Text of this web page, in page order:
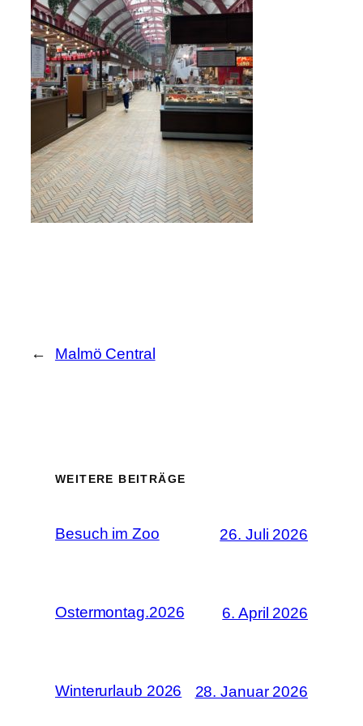
← Malmö Central
WEITERE BEITRÄGE
Besuch im Zoo 26. Juli 2026
Ostermontag.2026 6. April 2026
Winterurlaub 2026 28. Januar 2026